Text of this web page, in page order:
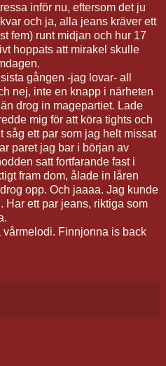
inför nu, eftersom det ju
och ja, alla jeans kräver ett
fem) runt midjan och hur 17
hoppats att mirakel skulle
gången -jag lovar- all
nej, inte en knapp i närheten
drog in magepartiet. Lade
mig för att köra tights och
såg ett par som jag helt missat
paret jag bar i början av
satt fortfarande fast i
fram dom, ålade in låren
opp. Och jaaaa. Jag kunde
Har ett par jeans, riktiga som
Finnjonna is back